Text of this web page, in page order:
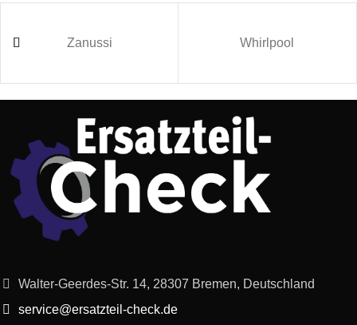
Zanussi Whirlpool
Walter-Geerdes-Str. 14, 28307 Bremen, Deutschland
service@ersatzteil-check.de